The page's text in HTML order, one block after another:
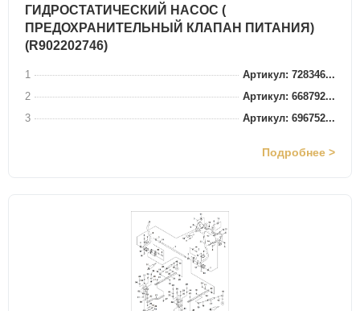
ГИДРОСТАТИЧЕСКИЙ НАСОС (
ПРЕДОХРАНИТЕЛЬНЫЙ КЛАПАН ПИТАНИЯ)
(R902202746)
1
Артикул: 728346...
2
Артикул: 668792...
3
Артикул: 696752...
Подробнее >